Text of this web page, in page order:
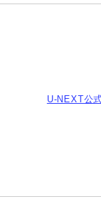
U-NEXT公